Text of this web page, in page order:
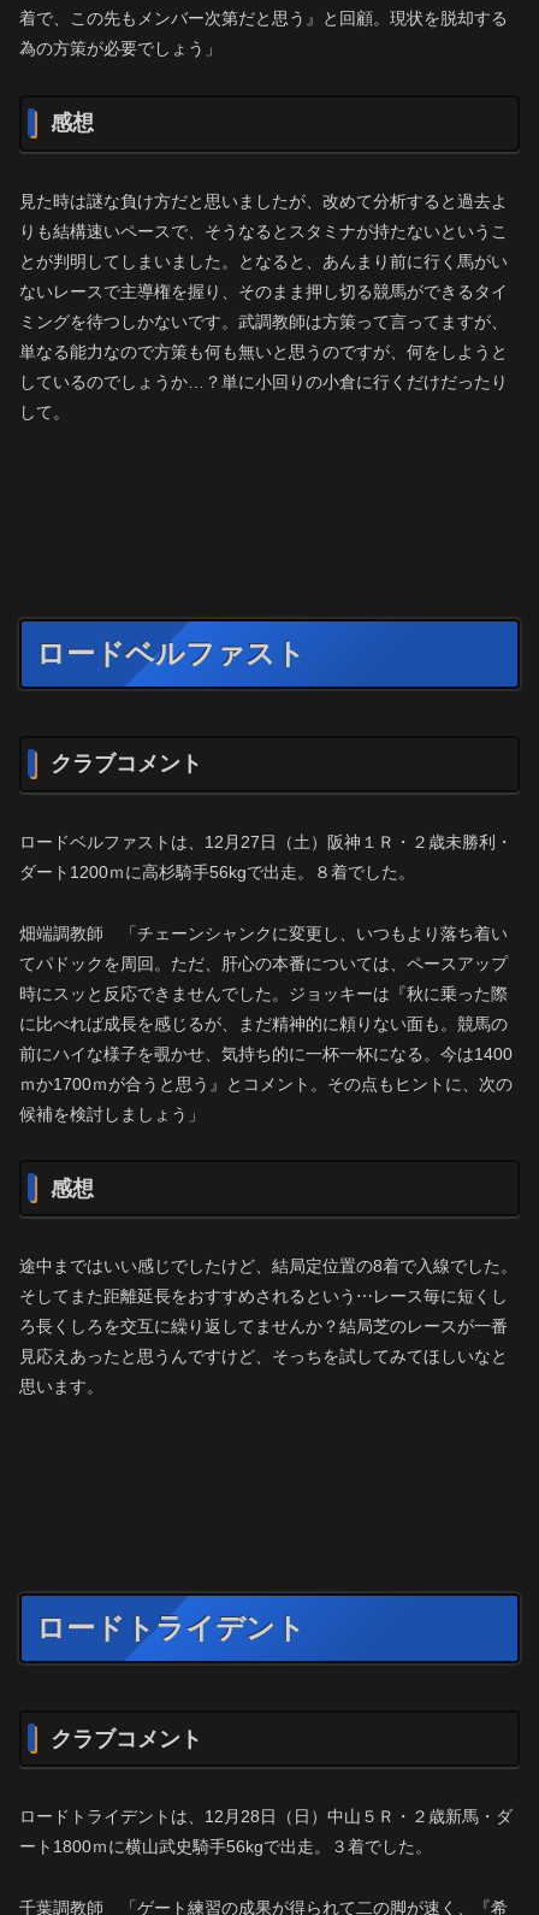
着で、この先もメンバー次第だと思う』と回顧。現状を脱却する
為の方策が必要でしょう」
感想
見た時は謎な負け方だと思いましたが、改めて分析すると過去よ
りも結構速いペースで、そうなるとスタミナが持たないというこ
とが判明してしまいました。となると、あんまり前に行く馬がい
ないレースで主導権を握り、そのまま押し切る競馬ができるタイ
ミングを待つしかないです。武調教師は方策って言ってますが、
単なる能力なので方策も何も無いと思うのですが、何をしようと
しているのでしょうか…？単に小回りの小倉に行くだけだったり
して。
ロードベルファスト
クラブコメント
ロードベルファストは、12月27日（土）阪神１Ｒ・２歳未勝利・
ダート1200ｍに高杉騎手56kgで出走。８着でした。
畑端調教師 「チェーンシャンクに変更し、いつもより落ち着い
てパドックを周回。ただ、肝心の本番については、ペースアップ
時にスッと反応できませんでした。ジョッキーは『秋に乗った際
に比べれば成長を感じるが、まだ精神的に頼りない面も。競馬の
前にハイな様子を覗かせ、気持ち的に一杯一杯になる。今は1400
ｍか1700ｍが合うと思う』とコメント。その点もヒントに、次の
候補を検討しましょう」
感想
途中まではいい感じでしたけど、結局定位置の8着で入線でした。
そしてまた距離延長をおすすめされるという⋯レース毎に短くし
ろ長くしろを交互に繰り返してませんか？結局芝のレースが一番
見応えあったと思うんですけど、そっちを試してみてほしいなと
思います。
ロードトライデント
クラブコメント
ロードトライデントは、12月28日（日）中山５Ｒ・２歳新馬・ダ
ート1800ｍに横山武史騎手56kgで出走。３着でした。
千葉調教師 「ゲート練習の成果が得られて二の脚が速く、『希